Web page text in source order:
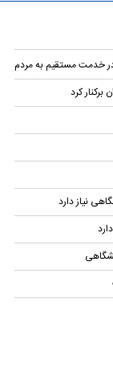
در خدمت مستقیم به مردم
کرد
نیاز دارد